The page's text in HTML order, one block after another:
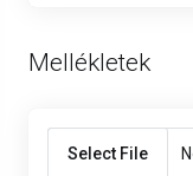
Mellékletek
Select File